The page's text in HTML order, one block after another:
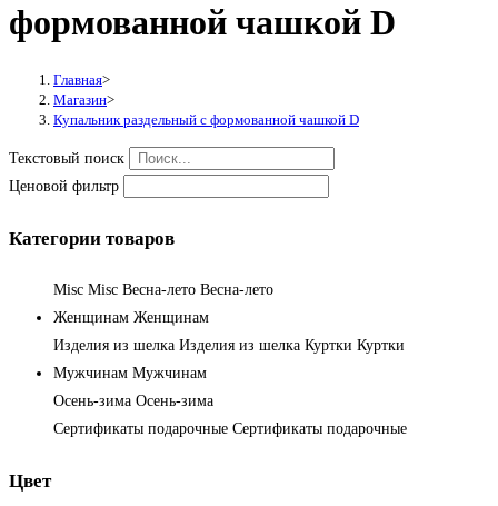
формованной чашкой D
Главная>
Магазин>
Купальник раздельный с формованной чашкой D
Текстовый поиск
Ценовой фильтр
Категории товаров
Misc Misc Весна-лето Весна-лето
Женщинам Женщинам
Изделия из шелка Изделия из шелка Куртки Куртки
Мужчинам Мужчинам
Осень-зима Осень-зима
Сертификаты подарочные Сертификаты подарочные
Цвет